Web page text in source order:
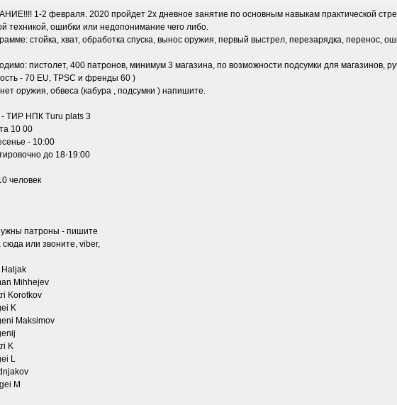
1-2 февраля. 2020 пройдет 2х дневное занятие по основным навыкам практической
техникой, ошибки или недопонимание чего либо.
стойка, хват, обработка спуска, вынос оружия, первый выстрел, перезарядка, перенос,
пистолет, 400 патронов, минимум 3 магазина, по возможности подсумки для магазинов,
- 70 EU, TPSC и френды 60 )
нет оружия, обвеса (кабура , подсумки ) напишите.
- ТИР НПК Turu plats 3
10 00
- 10:00
до 18-19:00
человек
патроны - пишите
или звоните, viber,
Haljak
Mihhejev
Korotkov
K
Maksimov
K
L
M